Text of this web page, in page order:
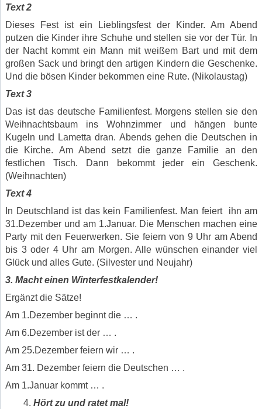
Text 2
Dieses Fest ist ein Lieblingsfest der Kinder. Am Abend
putzen die Kinder ihre Schuhe und stellen sie vor der Tür. In
der Nacht kommt ein Mann mit weißem Bart und mit dem
großen Sack und bringt den artigen Kindern die Geschenke.
Und die bösen Kinder bekommen eine Rute. (Nikolaustag)
Text 3
Das ist das deutsche Familienfest. Morgens stellen sie den
Weihnachtsbaum ins Wohnzimmer und hängen bunte
Kugeln und Lametta dran. Abends gehen die Deutschen in
die Kirche. Am Abend setzt die ganze Familie an den
festlichen Tisch. Dann bekommt jeder ein Geschenk.
(Weihnachten)
Text 4
In Deutschland ist das kein Familienfest. Man feiert ihn am
31.Dezember und am 1.Januar. Die Menschen machen eine
Party mit den Feuerwerken. Sie feiern von 9 Uhr am Abend
bis 3 oder 4 Uhr am Morgen. Alle wünschen einander viel
Glück und alles Gute. (Silvester und Neujahr)
3. Macht einen Winterfestkalender!
Ergänzt die Sätze!
Am 1.Dezember beginnt die … .
Am 6.Dezember ist der … .
Am 25.Dezember feiern wir … .
Am 31. Dezember feiern die Deutschen … .
Am 1.Januar kommt … .
Hört zu und ratet mal!